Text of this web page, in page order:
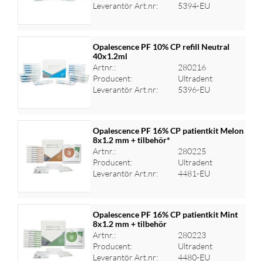
Leverantör Art.nr:
5394-EU
Logga in för priser
Opalescence PF 10% CP refill Neutral
40x1.2ml
Artnr.:
280216
Producent:
Ultradent
Leverantör Art.nr:
5396-EU
Logga in för priser
Opalescence PF 16% CP patientkit Melon
8x1.2 mm + tilbehör*
Artnr.:
280225
Producent:
Ultradent
Leverantör Art.nr:
4481-EU
Logga in för priser
Opalescence PF 16% CP patientkit Mint
8x1.2 mm + tilbehör
Artnr.:
280223
Producent:
Ultradent
Leverantör Art.nr:
4480-EU